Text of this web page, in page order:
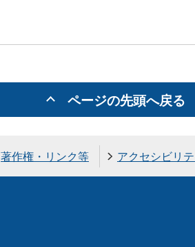
ページの先頭へ戻る
著作権・リンク等 アクセシビリ